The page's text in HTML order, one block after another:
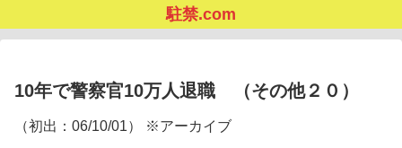
駐禁.com
10年で警察官10万人退職 （その他２０）
（初出：06/10/01） ※アーカイブ